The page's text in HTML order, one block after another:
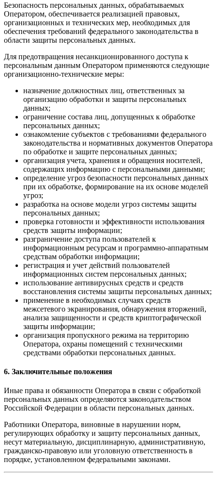
Безопасность персональных данных, обрабатываемых
Оператором, обеспечивается реализацией правовых,
организационных и технических мер, необходимых для
обеспечения требований федерального законодательства в
области защиты персональных данных.
Для предотвращения несанкционированного доступа к
персональным данным Оператором применяются следующие
организационно-технические меры:
назначение должностных лиц, ответственных за
организацию обработки и защиты персональных
данных;
ограничение состава лиц, допущенных к обработке
персональных данных;
ознакомление субъектов с требованиями федерального
законодательства и нормативных документов Оператора
по обработке и защите персональных данных;
организация учета, хранения и обращения носителей,
содержащих информацию с персональными данными;
определение угроз безопасности персональных данных
при их обработке, формирование на их основе моделей
угроз;
разработка на основе модели угроз системы защиты
персональных данных;
проверка готовности и эффективности использования
средств защиты информации;
разграничение доступа пользователей к
информационным ресурсам и программно-аппаратным
средствам обработки информации;
регистрация и учет действий пользователей
информационных систем персональных данных;
использование антивирусных средств и средств
восстановления системы защиты персональных данных;
применение в необходимых случаях средств
межсетевого экранирования, обнаружения вторжений,
анализа защищенности и средств криптографической
защиты информации;
организация пропускного режима на территорию
Оператора, охраны помещений с техническими
средствами обработки персональных данных.
6. Заключительные положения
Иные права и обязанности Оператора в связи с обработкой
персональных данных определяются законодательством
Российской Федерации в области персональных данных.
Работники Оператора, виновные в нарушении норм,
регулирующих обработку и защиту персональных данных,
несут материальную, дисциплинарную, административную,
гражданско-правовую или уголовную ответственность в
порядке, установленном федеральными законами.